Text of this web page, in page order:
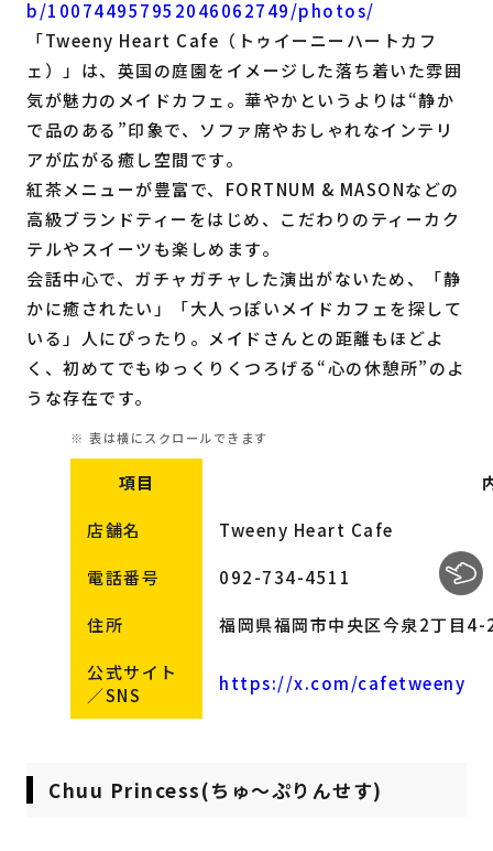
b/100744957952046062749/photos/
「Tweeny Heart Cafe（トゥイーニーハートカフ
ェ）」は、英国の庭園をイメージした落ち着いた雰囲
気が魅力のメイドカフェ。華やかというよりは“静か
で品のある”印象で、ソファ席やおしゃれなインテリ
アが広がる癒し空間です。
紅茶メニューが豊富で、FORTNUM & MASONなどの
高級ブランドティーをはじめ、こだわりのティーカク
テルやスイーツも楽しめます。
会話中心で、ガチャガチャした演出がないため、「静
かに癒されたい」「大人っぽいメイドカフェを探して
いる」人にぴったり。メイドさんとの距離もほどよ
く、初めてでもゆっくりくつろげる“心の休憩所”のよ
うな存在です。
項目
店舗名 Tweeny Heart Cafe
電話番号 092-734-4511
住所 福岡県福岡市中央区今泉2丁目
公式サイト
／SNS
https://x.com/cafetweeny
Chuu Princess(ちゅ〜ぷりんせす)